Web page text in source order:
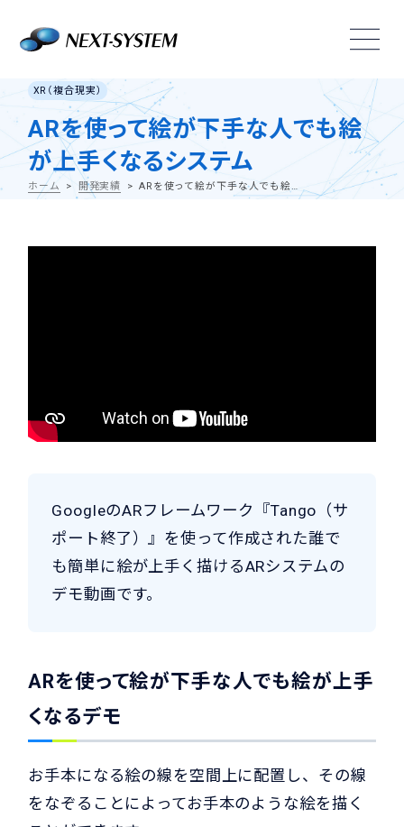
XR（複合現実）
ARを使って絵が下手な人でも絵
が上手くなるシステム
ホーム 開発実績 ARを使って絵が下手な人でも絵が上手くなるシステム
GoogleのARフレームワーク『Tango（サ
ポート終了）』を使って作成された誰で
も簡単に絵が上手く描けるARシステムの
デモ動画です。
ARを使って絵が下手な人でも絵が上手
くなるデモ
お手本になる絵の線を空間上に配置し、その線
をなぞることによってお手本のような絵を描く